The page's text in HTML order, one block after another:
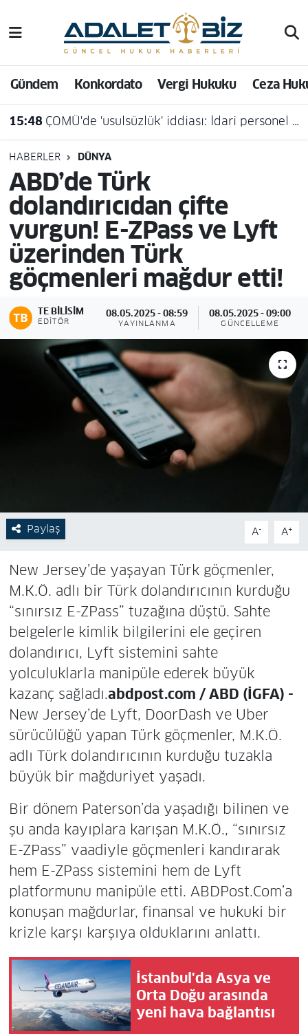
Gündem Konkordato Vergi Hukuku Ceza
15:48 ÇOMÜ'de 'usulsüzlük' iddiası: İdari personel açığa alındı
HABERLER DÜNYA
ABD’de Türk
dolandırıcıdan çifte
vurgun! E-ZPass ve Lyft
üzerinden Türk
göçmenleri mağdur etti!
TE BILISIM
EDITÖR
08.05.2025 - 08:59
YAYINLANMA
08.05.2025 - 09:00
GÜNCELLEME
Paylaş A- A+
New Jersey’de yaşayan Türk göçmenler,
M.K.Ö. adlı bir Türk dolandırıcının kurduğu
“sınırsız E-ZPass” tuzağına düştü. Sahte
belgelerle kimlik bilgilerini ele geçiren
dolandırıcı, Lyft sistemini sahte
yolculuklarla manipüle ederek büyük
kazanç sağladı.abdpost.com / ABD (İGFA) -
New Jersey’de Lyft, DoorDash ve Uber
sürücülüğü yapan Türk göçmenler, M.K.Ö.
adlı Türk dolandırıcının kurduğu tuzakla
büyük bir mağduriyet yaşadı.
Bir dönem Paterson’da yaşadığı bilinen ve
şu anda kayıplara karışan M.K.Ö., “sınırsız
E-ZPass” vaadiyle göçmenleri kandırarak
hem E-ZPass sistemini hem de Lyft
platformunu manipüle etti. ABDPost.Com’a
konuşan mağdurlar, finansal ve hukuki bir
krizle karşı karşıya olduklarını anlattı.
İstanbul'da Asya ve
Orta Doğu arasında
yeni hava bağlantısı
Hava Durumu
Trafik Durumu
Süper Lig Puan Durumu ve Fikstür
Tüm Manşetler
Son Dakika Haberleri
Haber Arşivi